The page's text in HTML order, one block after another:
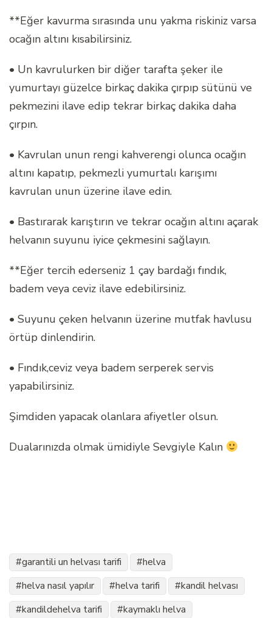
**Eğer kavurma sırasında unu yakma riskiniz varsa
ocağın altını kısabilirsiniz.
• Un kavrulurken bir diğer tarafta şeker ile
yumurtayı güzelce birkaç dakika çırpıp sütünü ve
pekmezini ilave edip tekrar birkaç dakika daha
çırpın.
• Kavrulan unun rengi kahverengi olunca ocağın
altını kapatıp, pekmezli yumurtalı karışımı
kavrulan unun üzerine ilave edin.
• Bastırarak karıştırın ve tekrar ocağın altını açarak
helvanın suyunu iyice çekmesini sağlayın.
**Eğer tercih ederseniz 1 çay bardağı fındık,
badem veya ceviz ilave edebilirsiniz.
• Suyunu çeken helvanın üzerine mutfak havlusu
örtüp dinlendirin.
• Fındık,ceviz veya badem serperek servis
yapabilirsiniz.
Şimdiden yapacak olanlara afiyetler olsun.
Dualarınızda olmak ümidiyle Sevgiyle Kalın
garantili un helvası tarifi
helva
helva nasıl yapılır
helva tarifi
kandil helvası
kandildehelva tarifi
kaymaklı helva